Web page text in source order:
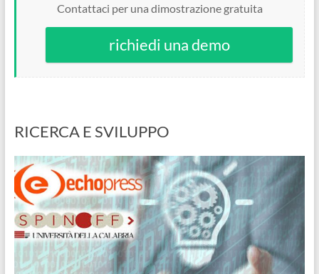
Contattaci per una dimostrazione gratuita
richiedi una demo
RICERCA E SVILUPPO